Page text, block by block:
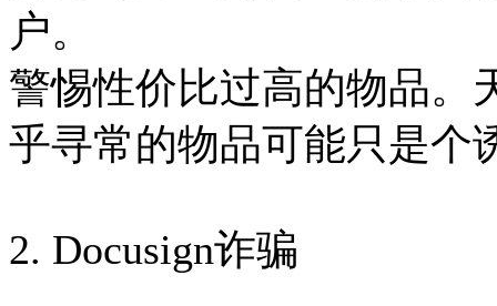
户。
警惕性价比过高的物品。
乎寻常的物品可能只是个
2. Docusign诈骗